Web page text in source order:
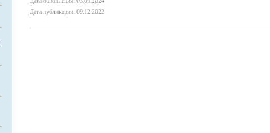
Дата публикации: 09.12.2022